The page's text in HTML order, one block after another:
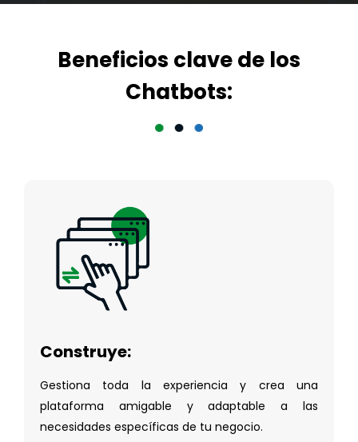
Beneficios clave de los
Chatbots:
Construye:
Gestiona toda la experiencia y crea una
plataforma amigable y adaptable a las
necesidades específicas de tu negocio.